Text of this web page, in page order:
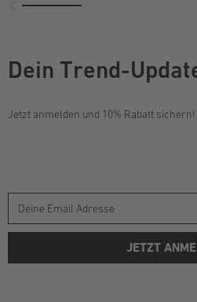
Dein Trend-
Jetzt anmelden und 10% Rabatt sichern!
JETZT